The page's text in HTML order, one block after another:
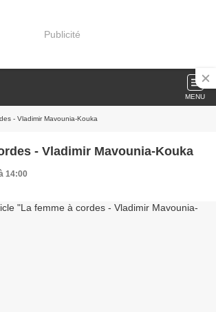
Publicité
MENU
- Vladimir Mavounia-Kouka
- Vladimir Mavounia-Kouka
14:00